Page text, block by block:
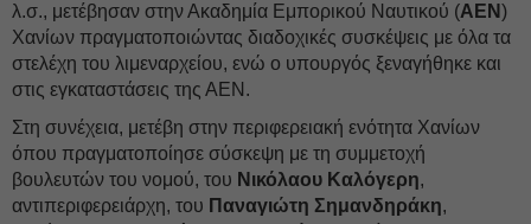
λ.σ., μετέβησαν στην Ακαδημία Εμπορικού Ναυτικού (ΑΕΝ)
Χανίων πραγματοποιώντας διαδοχικές συσκέψεις με όλα τα
στελέχη του λιμεναρχείου, ενώ ο υπουργός ξεναγήθηκε και
στις εγκαταστάσεις της ΑΕΝ.
Στη συνέχεια, μετέβη στην περιφερειακή ενότητα Χανίων
όπου πραγματοποίησε σύσκεψη με τη συμμετοχή
βουλευτών του νομού, του Νικόλαου Καλόγερη,
αντιπεριφερειάρχη, του Παναγιώτη Σημανδηράκη,